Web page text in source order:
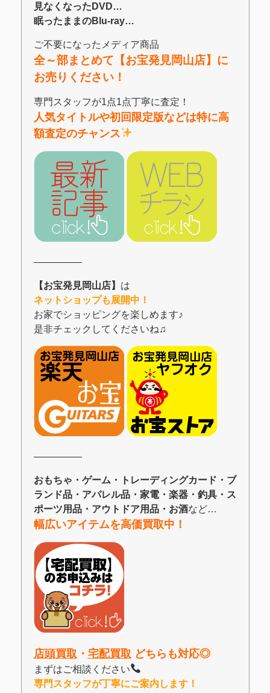
見なくなったDVD…
眠ったままのBlu-ray…
ご不要になったメディア商品
全～部まとめて【お宝発見岡山店】に
お売りください！
専門スタッフが1点1点丁寧に査定！
人気タイトルや初回限定版などは特に高
額査定のチャンス
―――――
【お宝発見岡山店】 は
ネットショップも展開中！
お家でショッピングを楽しめます♪
是非チェックしてくださいね♫
―――――
おもちゃ・ゲーム・トレーディングカード・ブ
ランド品・アパレル品・家電・楽器・釣具・ス
ポーツ用品・アウトドア用品・お酒など…
幅広いアイテムを高価買取中！
店頭買取 ・ 宅配買取 どちらも対応◎
まずはご相談ください
専門スタッフが丁寧にご案内します！